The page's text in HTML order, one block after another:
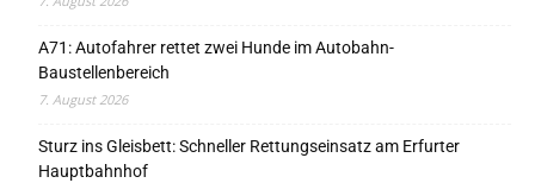
A71: Autofahrer rettet zwei Hunde im Autobahn-
Baustellenbereich
7. August 2026
Sturz ins Gleisbett: Schneller Rettungseinsatz am Erfurter
Hauptbahnhof